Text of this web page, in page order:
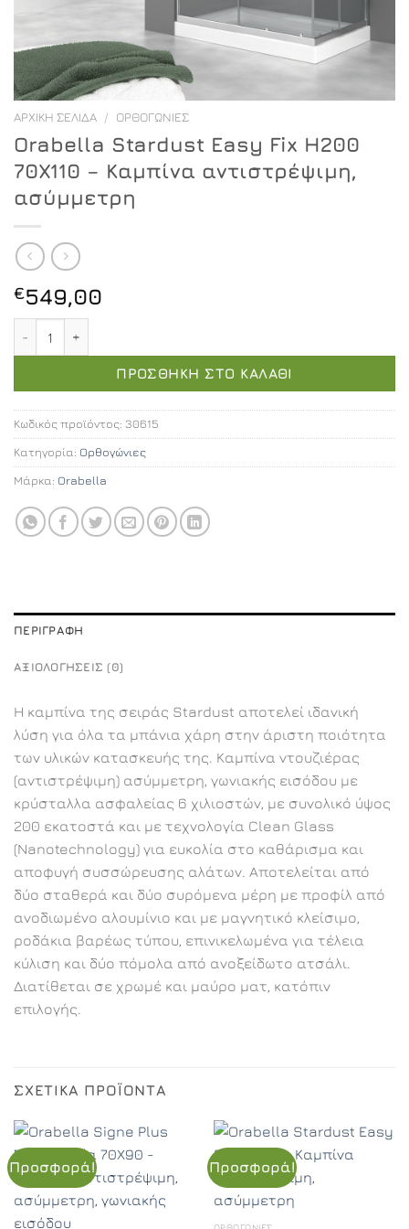
ΑΡΧΙΚΉ ΣΕΛΊΔΑ / ΟΡΘΟΓΏΝΙΕΣ
Orabella Stardust Easy Fix H200
70X110 – Καμπίνα αντιστρέψιμη,
ασύμμετρη
€549,00
ΠΡΟΣΘΉΚΗ ΣΤΟ ΚΑΛΆΘΙ
Κωδικός προϊόντος: 30615
Κατηγορία: Ορθογώνιες
Μάρκα: Orabella
ΠΕΡΙΓΡΑΦΉ
ΑΞΙΟΛΟΓΉΣΕΙΣ (0)
Η καμπίνα της σειράς Stardust αποτελεί ιδανική
λύση για όλα τα μπάνια χάρη στην άριστη ποιότητα
των υλικών κατασκευής της. Καμπίνα ντουζιέρας
(αντιστρέψιμη) ασύμμετρη, γωνιακής εισόδου με
κρύσταλλα ασφαλείας 6 χιλιοστών, με συνολικό ύψος
200 εκατοστά και με τεχνολογία Clean Glass
(Nanotechnology) για ευκολία στο καθάρισμα και
αποφυγή συσσώρευσης αλάτων. Αποτελείται από
δύο σταθερά και δύο συρόμενα μέρη με προφίλ από
ανοδιωμένο αλουμίνιο και με μαγνητικό κλείσιμο,
ροδάκια βαρέως τύπου, επινικελωμένα για τέλεια
κύλιση και δύο πόμολα από ανοξείδωτο ατσάλι.
Διατίθεται σε χρωμέ και μαύρο ματ, κατόπιν
επιλογής.
ΣΧΕΤΙΚΆ ΠΡΟΪΌΝΤΑ
Προσφορά! Προσφορά!